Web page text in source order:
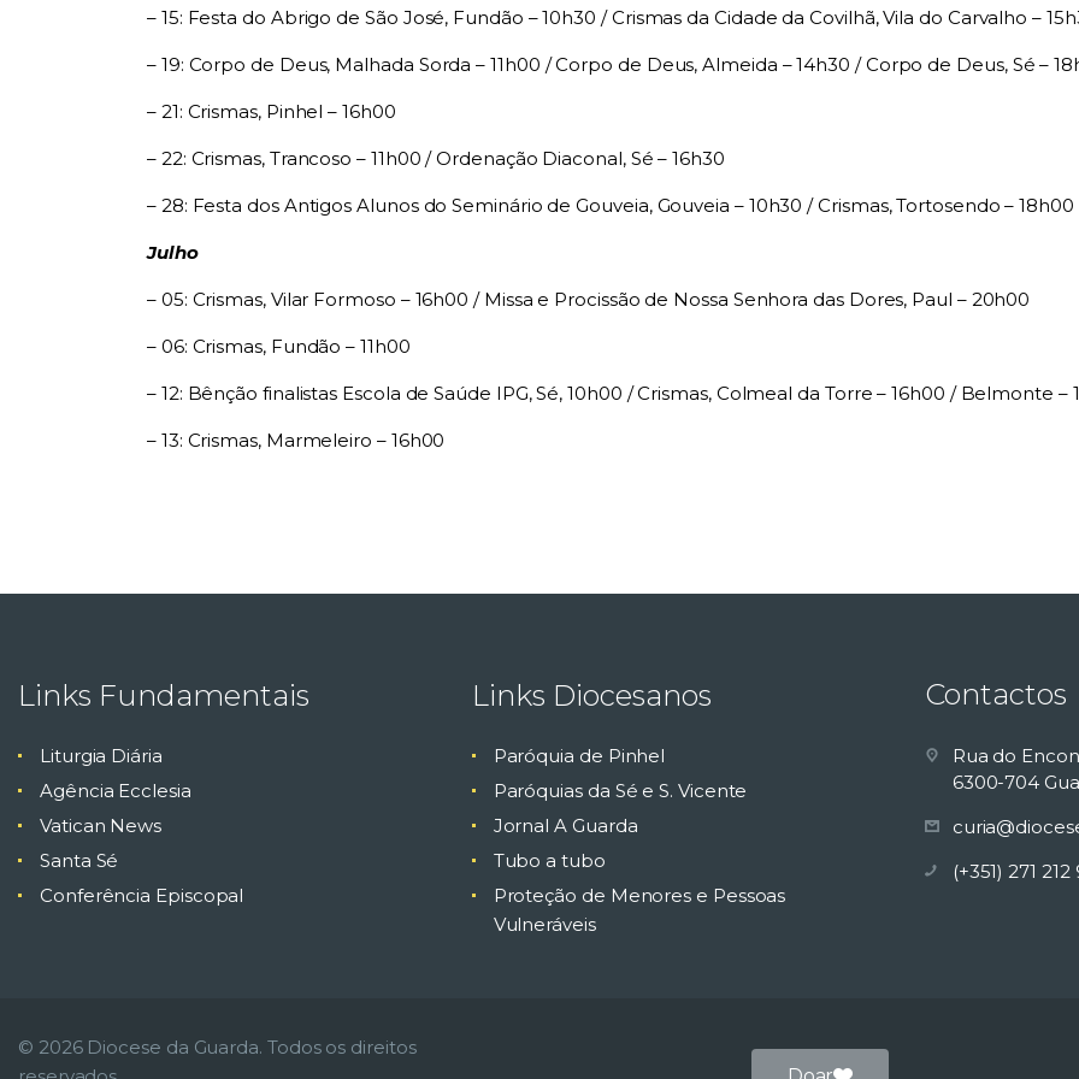
– 15: Festa do Abrigo de São José, Fundão – 10h30 /Crismas da Cidade da Covilhã, Vila do Carvalho –
– 19: Corpo de Deus, Malhada Sorda – 11h00 /Corpo de Deus, Almeida – 14h30 /Corpo de Deus, Sé –
– 21: Crismas, Pinhel – 16h00
– 22: Crismas, Trancoso – 11h00 /Ordenação Diaconal, Sé – 16h30
– 28: Festa dos Antigos Alunos do Seminário de Gouveia, Gouveia – 10h30 /Crismas, Tortosendo – 18h00
Julho
– 05: Crismas, Vilar Formoso – 16h00 / Missa e Procissão de Nossa Senhora das Dores, Paul – 20h00
– 06: Crismas, Fundão – 11h00
– 12: Bênção finalistas Escola de Saúde IPG, Sé, 10h00 / Crismas, Colmeal da Torre – 16h00 / Belmonte –
– 13: Crismas, Marmeleiro – 16h00
Links Fundamentais
Liturgia Diária
Agência Ecclesia
Vatican News
Santa Sé
Conferência Episcopal
Links Diocesanos
Paróquia de Pinhel
Paróquias da Sé e S. Vicente
Jornal A Guarda
Tubo a tubo
Proteção de Menores e Pessoas
Vulneráveis
Contactos
Rua do
6300-704
(+351) 271 212
© 2026 Diocese da Guarda. Todos os direitos